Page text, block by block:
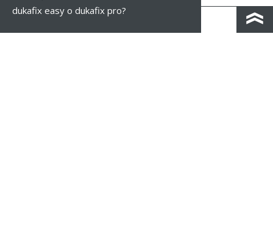
dukafix easy o dukafix pro?